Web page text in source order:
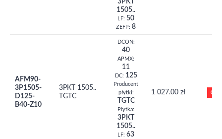
3PKT
1505..
LF: 50
ZEFP: 8
AFM90-
3P1505-
D125-
B40-Z10
3PKT 1505..
TGTC
DCON:
40
APMX:
11
DC: 125
Producent
płytki:
TGTC
Płytka:
3PKT
1505..
LF: 63
1 027.00 zł 0